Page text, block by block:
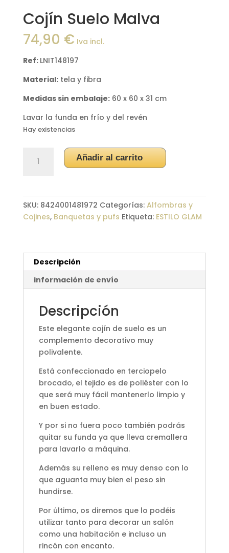
Cojín Suelo Malva
74,90 € Iva incl.
Ref: LNIT148197
Material:tela y fibra
Medidas sin embalaje:60 x 60 x 31 cm
Lavar la funda en frío y del revén
Hay existencias
Suelo
Añadir al carrito
SKU: 8424001481972 Categorías: Alfombras y
Cojines, Banquetas y pufs Etiqueta: ESTILO GLAM
Descripción
información de envío
Descripción
Este elegante cojín de suelo es un
complemento decorativo muy
polivalente.
Está confeccionado en terciopelo
brocado, el tejido es de poliéster con lo
que será muy fácil mantenerlo limpio y
en buen estado.
Y por si no fuera poco también podrás
quitar su funda ya que lleva cremallera
para lavarlo a máquina.
Además su relleno es muy denso con lo
que aguanta muy bien el peso sin
hundirse.
Por último, os diremos que lo podéis
utilizar tanto para decorar un salón
como una habitación e incluso un
rincón con encanto.